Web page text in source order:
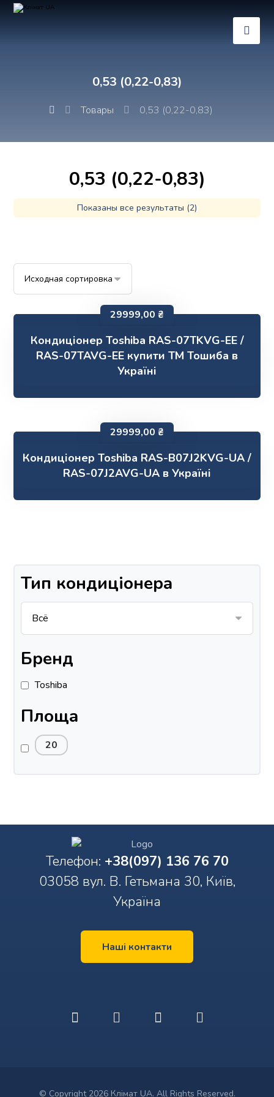
0,53 (0,22-0,83)
Товары 0,53 (0,22-0,83)
0,53 (0,22-0,83)
Показаны все результаты (2)
Кондиціонер Toshiba RAS-07TKVG-EE /
RAS-07TAVG-EE купити ТМ Тошиба в
Україні
29999,00 ₴
Кондиціонер Toshiba RAS-B07J2KVG-UA /
RAS-07J2AVG-UA в Україні
29999,00 ₴
Тип кондиціонера
Бренд
Toshiba
Площа
20
Телефон: +38(097) 136 76 70
03058 вул. В. Гетьмана 30, Київ,
Україна
Наші контакти
© Copyright 2026 Клімат UA. All Rights Reserved.